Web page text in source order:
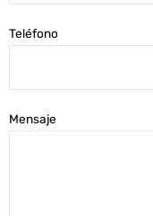
Teléfono
Mensaje